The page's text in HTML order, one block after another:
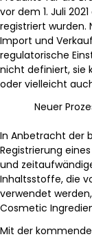
vor dem 1. Juli
registriert wurden.
Import und
regulatorische
nicht definiert, sie
oder vielleicht
Neuer
In Anbetracht der
Registrierung
und
Inhaltsstoffe, die
verwendet
Cosmetic
Mit der